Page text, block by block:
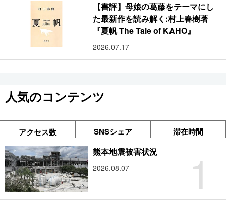
【書評】母娘の葛藤をテーマにし
た最新作を読み解く:村上春樹著
『夏帆 The Tale of KAHO』
2026.07.17
人気のコンテンツ
アクセス数 SNSシェア 滞在時間
1
熊本地震被害状況
2026.08.07